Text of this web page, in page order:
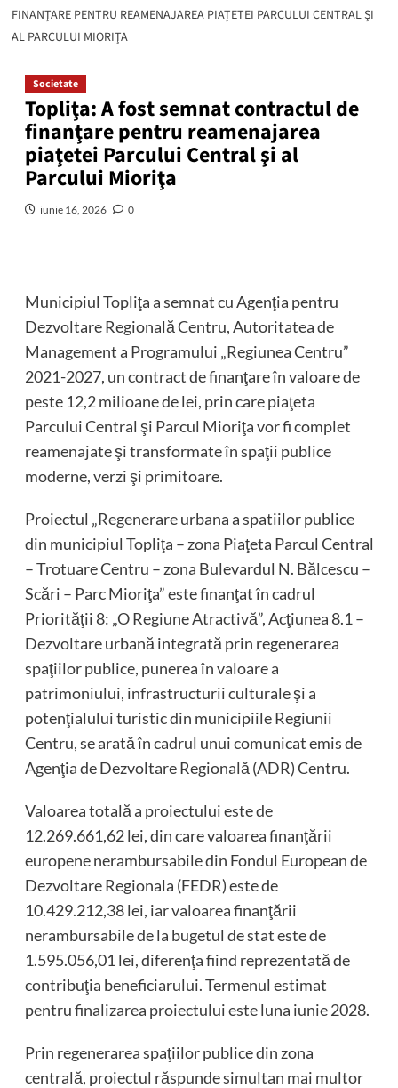
FINANŢARE PENTRU REAMENAJAREA PIAŢETEI PARCULUI CENTRAL ŞI
AL PARCULUI MIORIŢA
Societate
Topliţa: A fost semnat contractul de
finanţare pentru reamenajarea
piaţetei Parcului Central şi al
Parcului Mioriţa
iunie 16, 2026 0
Municipiul Topliţa a semnat cu Agenţia pentru
Dezvoltare Regională Centru, Autoritatea de
Management a Programului „Regiunea Centru”
2021-2027, un contract de finanţare în valoare de
peste 12,2 milioane de lei, prin care piaţeta
Parcului Central şi Parcul Mioriţa vor fi complet
reamenajate şi transformate în spaţii publice
moderne, verzi şi primitoare.
Proiectul „Regenerare urbana a spatiilor publice
din municipiul Topliţa – zona Piaţeta Parcul Central
– Trotuare Centru – zona Bulevardul N. Bălcescu –
Scări – Parc Mioriţa” este finanţat în cadrul
Priorităţii 8: „O Regiune Atractivă”, Acţiunea 8.1 –
Dezvoltare urbană integrată prin regenerarea
spaţiilor publice, punerea în valoare a
patrimoniului, infrastructurii culturale şi a
potenţialului turistic din municipiile Regiunii
Centru, se arată în cadrul unui comunicat emis de
Agenţia de Dezvoltare Regională (ADR) Centru.
Valoarea totală a proiectului este de
12.269.661,62 lei, din care valoarea finanţării
europene nerambursabile din Fondul European de
Dezvoltare Regionala (FEDR) este de
10.429.212,38 lei, iar valoarea finanţării
nerambursabile de la bugetul de stat este de
1.595.056,01 lei, diferenţa fiind reprezentată de
contribuţia beneficiarului. Termenul estimat
pentru finalizarea proiectului este luna iunie 2028.
Prin regenerarea spaţiilor publice din zona
centrală, proiectul răspunde simultan mai multor